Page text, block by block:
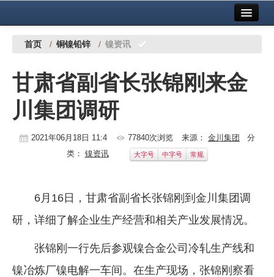
中国有色金属报社主办 广告服务
铜镍铅锌
稀有稀土
镁钛
党建工作
首页 / 铜镍铅锌 / 镍资讯
甘肃省副省长张锦刚来金
川集团调研
2021年06月18日 11:4 77840次浏览 来源： 金川集团
分
类： 镍资讯 大字号 中字号 常规
6月16日，甘肃省副省长张锦刚到金川集团调
研，详细了解企业生产经营和相关产业发展情况。
张锦刚一行先后参观镍合金公司冷轧生产线和
镍冶炼厂镍电解一车间。在生产现场，张锦刚察看